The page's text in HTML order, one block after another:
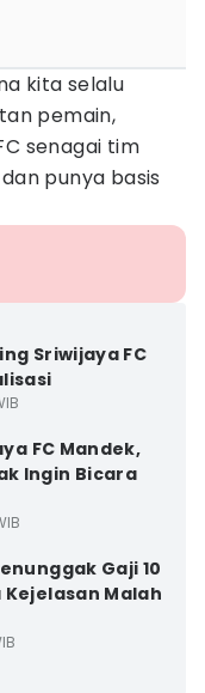
kita selalu
pemain,
senagai tim
punya basis
Sriwijaya FC
FC Mandek,
Ingin Bicara
Gaji 10
Malah